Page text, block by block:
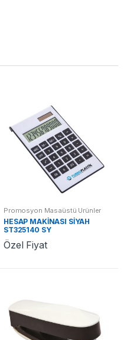
Promosyon Masaüstü Ürünler
HESAP MAKİNASI SİYAH
ST325140 SY
Özel Fiyat